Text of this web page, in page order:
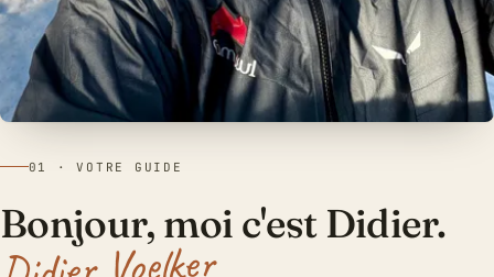
01 · VOTRE GUIDE
Bonjour, moi c'est Didier.